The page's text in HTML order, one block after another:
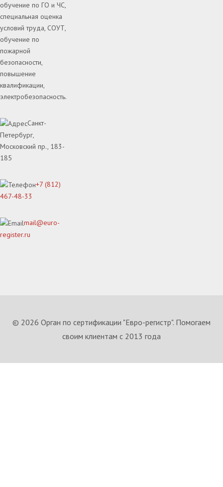
обучение по ГО и ЧС,
специальная оценка
условий труда, СОУТ,
обучение по
пожарной
безопасности,
повышение
квалификации,
электробезопасность.
Санкт-
Петербург,
Московский пр., 183-
185
+7 (812)
467-48-33
mail@euro-
register.ru
© 2026 Орган по сертификации "Евро-регистр". Помогаем
своим клиентам с 2013 года